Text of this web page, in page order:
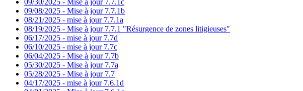
09/08/2025 - Mise à jour 7.7.1b
08/21/2025 - mise à jour 7.7.1a
08/19/2025 - Mise à jour 7.7.1 "Résurgence de zones litigieuses"
06/17/2025 - mise à jour 7.7d
06/10/2025 - mise à jour 7.7c
06/04/2025 - Mise à jour 7.7b
05/30/2025 - Mise à jour 7.7a
05/28/2025 - Mise à jour 7.7
04/17/2025 - mise à jour 7.6.1d